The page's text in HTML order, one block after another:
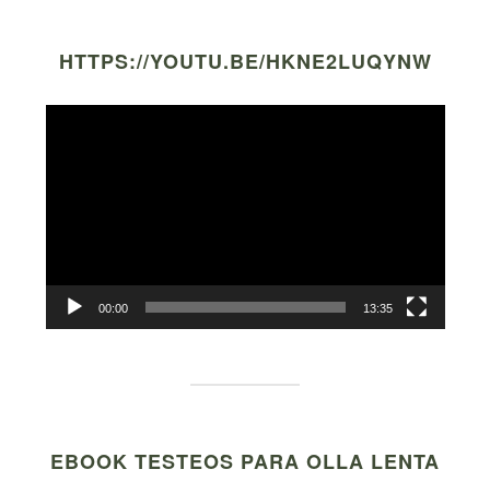
HTTPS://YOUTU.BE/HKNE2LUQYNW
00:00 13:35
EBOOK TESTEOS PARA OLLA LENTA